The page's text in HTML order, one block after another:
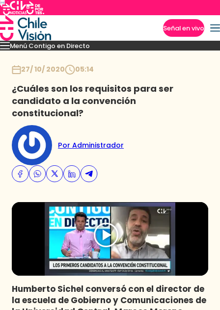
Señal en vivo
Menú Contigo en Directo
Momentos Novedades
27/ 10/ 2020 05:14
¿Cuáles son los requisitos para ser
candidato a la convención
constitucional?
Por Administrador
Humberto Sichel conversó con el director de
la escuela de Gobierno y Comunicaciones de
Imperdibles
Programas
Club De La Comedia
Contigo en Directo
Plan Perfecto
El Tiempo
Sabingo